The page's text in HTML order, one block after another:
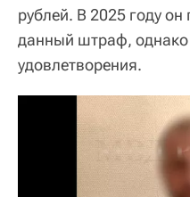
рублей. В 2025 году
данный штраф, однако
удовлетворения.